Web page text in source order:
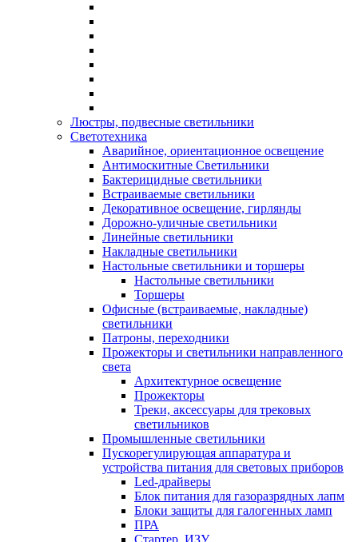
Люстры, подвесные светильники
Светотехника
Аварийное, ориентационное освещение
Антимоскитные Светильники
Бактерицидные светильники
Встраиваемые светильники
Декоративное освещение, гирлянды
Дорожно-уличные светильники
Линейные светильники
Накладные светильники
Настольные светильники и торшеры
Настольные светильники
Торшеры
Офисные (встраиваемые, накладные)
светильники
Патроны, переходники
Прожекторы и светильники направленного
света
Архитектурное освещение
Прожекторы
Треки, аксессуары для трековых
светильников
Промышленные светильники
Пускорегулирующая аппаратура и
устройства питания для световых приборов
Led-драйверы
Блок питания для газоразрядных лапм
Блоки защиты для галогенных ламп
ПРА
Стартер, ИЗУ